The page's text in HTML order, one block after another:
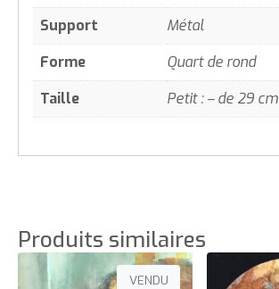
Support
Métal
Forme
Quart de rond
Taille
Petit : – de 29 cm
Produits similaires
VENDU